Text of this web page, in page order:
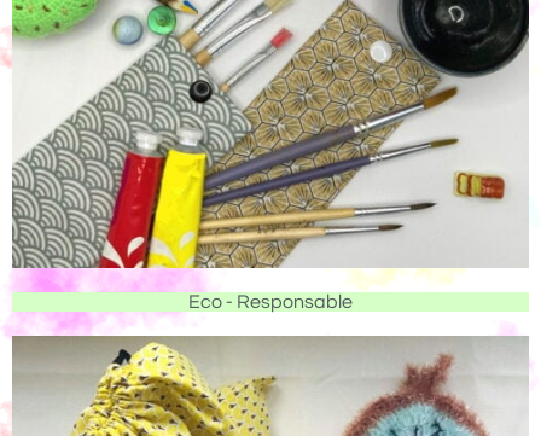
Eco - Responsable